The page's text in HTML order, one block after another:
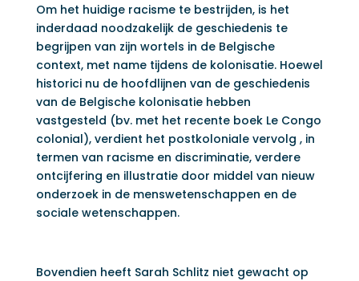
Om het huidige racisme te bestrijden, is het
inderdaad noodzakelijk de geschiedenis te
begrijpen van zijn wortels in de Belgische
context, met name tijdens de kolonisatie. Hoewel
historici nu de hoofdlijnen van de geschiedenis
van de Belgische kolonisatie hebben
vastgesteld (bv. met het recente boek Le Congo
colonial), verdient het postkoloniale vervolg , in
termen van racisme en discriminatie, verdere
ontcijfering en illustratie door middel van nieuw
onderzoek in de menswetenschappen en de
sociale wetenschappen.
Bovendien heeft Sarah Schlitz niet gewacht op